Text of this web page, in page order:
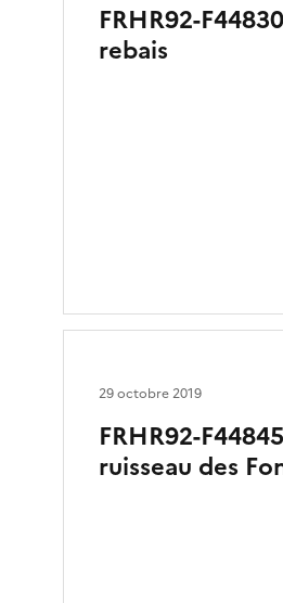
FRHR92-
rebais
FRHR92-
ruisseau des
29 octobre 2019